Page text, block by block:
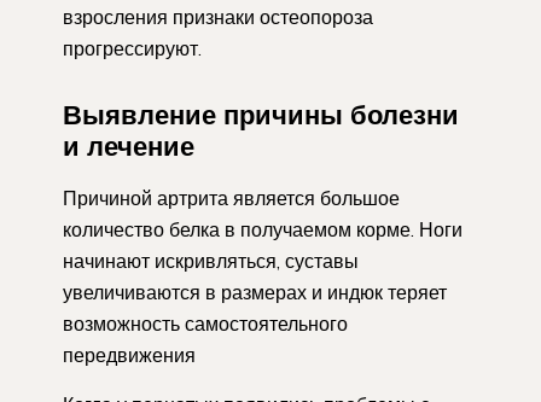
взросления признаки остеопороза
прогрессируют.
Выявление причины болезни
и лечение
Причиной артрита является большое
количество белка в получаемом корме. Ноги
начинают искривляться, суставы
увеличиваются в размерах и индюк теряет
возможность самостоятельного
передвижения